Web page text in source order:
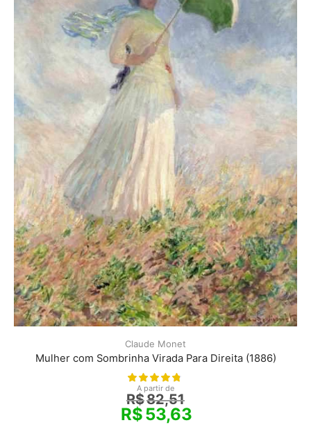
Claude Monet
Mulher com Sombrinha Virada Para Direita (1886)
A partir de
R$82,51
R$53,63